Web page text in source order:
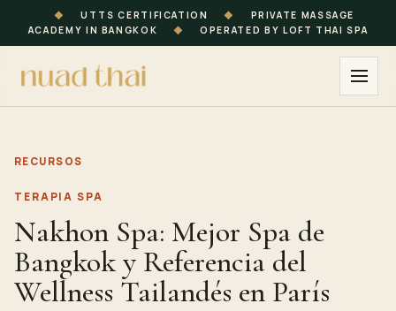
◆ UTTS CERTIFICATION ◆
PRIVATE MASSAGE
ACADEMY IN BANGKOK
◆ OPERATED BY LOFT THAI SPA
RECURSOS
TERAPIA SPA
Nakhon Spa: Mejor Spa de
Bangkok y Referencia del
Wellness Tailandés en París